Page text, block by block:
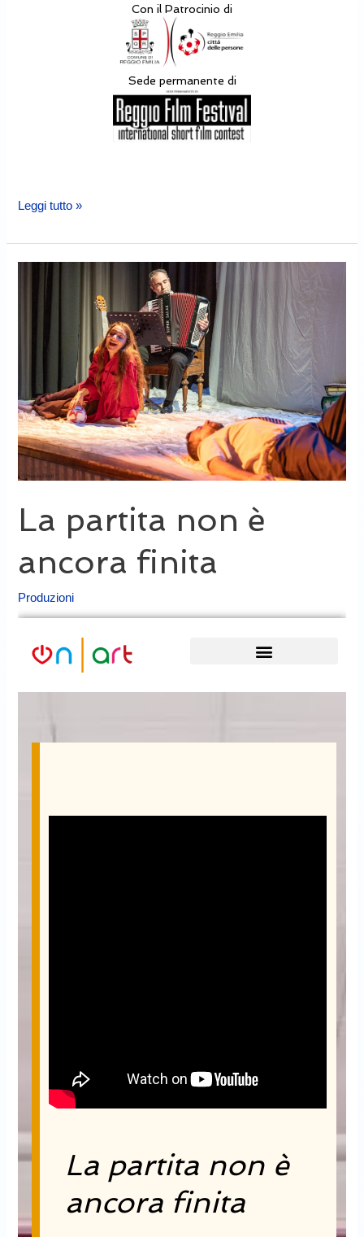
Con il Patrocinio di
Sede permanente di
Leggi tutto »
La partita non è
ancora finita
Produzioni
La partita non è
ancora finita